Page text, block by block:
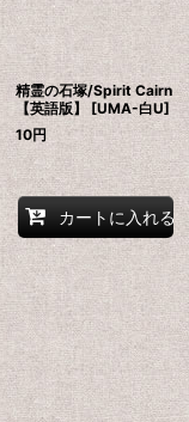
精霊の石塚/Spirit Cairn
【英語版】 [UMA-白U]
10円
カートに入れる